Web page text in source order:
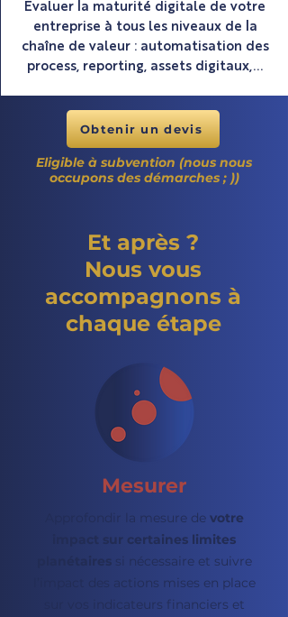
Évaluer la maturité digitale de votre
entreprise à tous les niveaux de la
chaîne de valeur : automatisation des
process, reporting, assets digitaux,...
Obtenir un devis
Eligible à subvention (nous nous
occupons des démarches ; ))
Et après ?
Nous vous
accompagnons à
chaque étape
Mesurer
Approfondir la mesure de votre
impact sur certaines limites
planétairessi nécessaire et suivre
l’impact des actions mises en place
sur vos indicateurs financiers et